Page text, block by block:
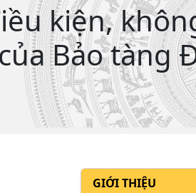
kiện,
Bảo tàng
GIỚI THIỆU